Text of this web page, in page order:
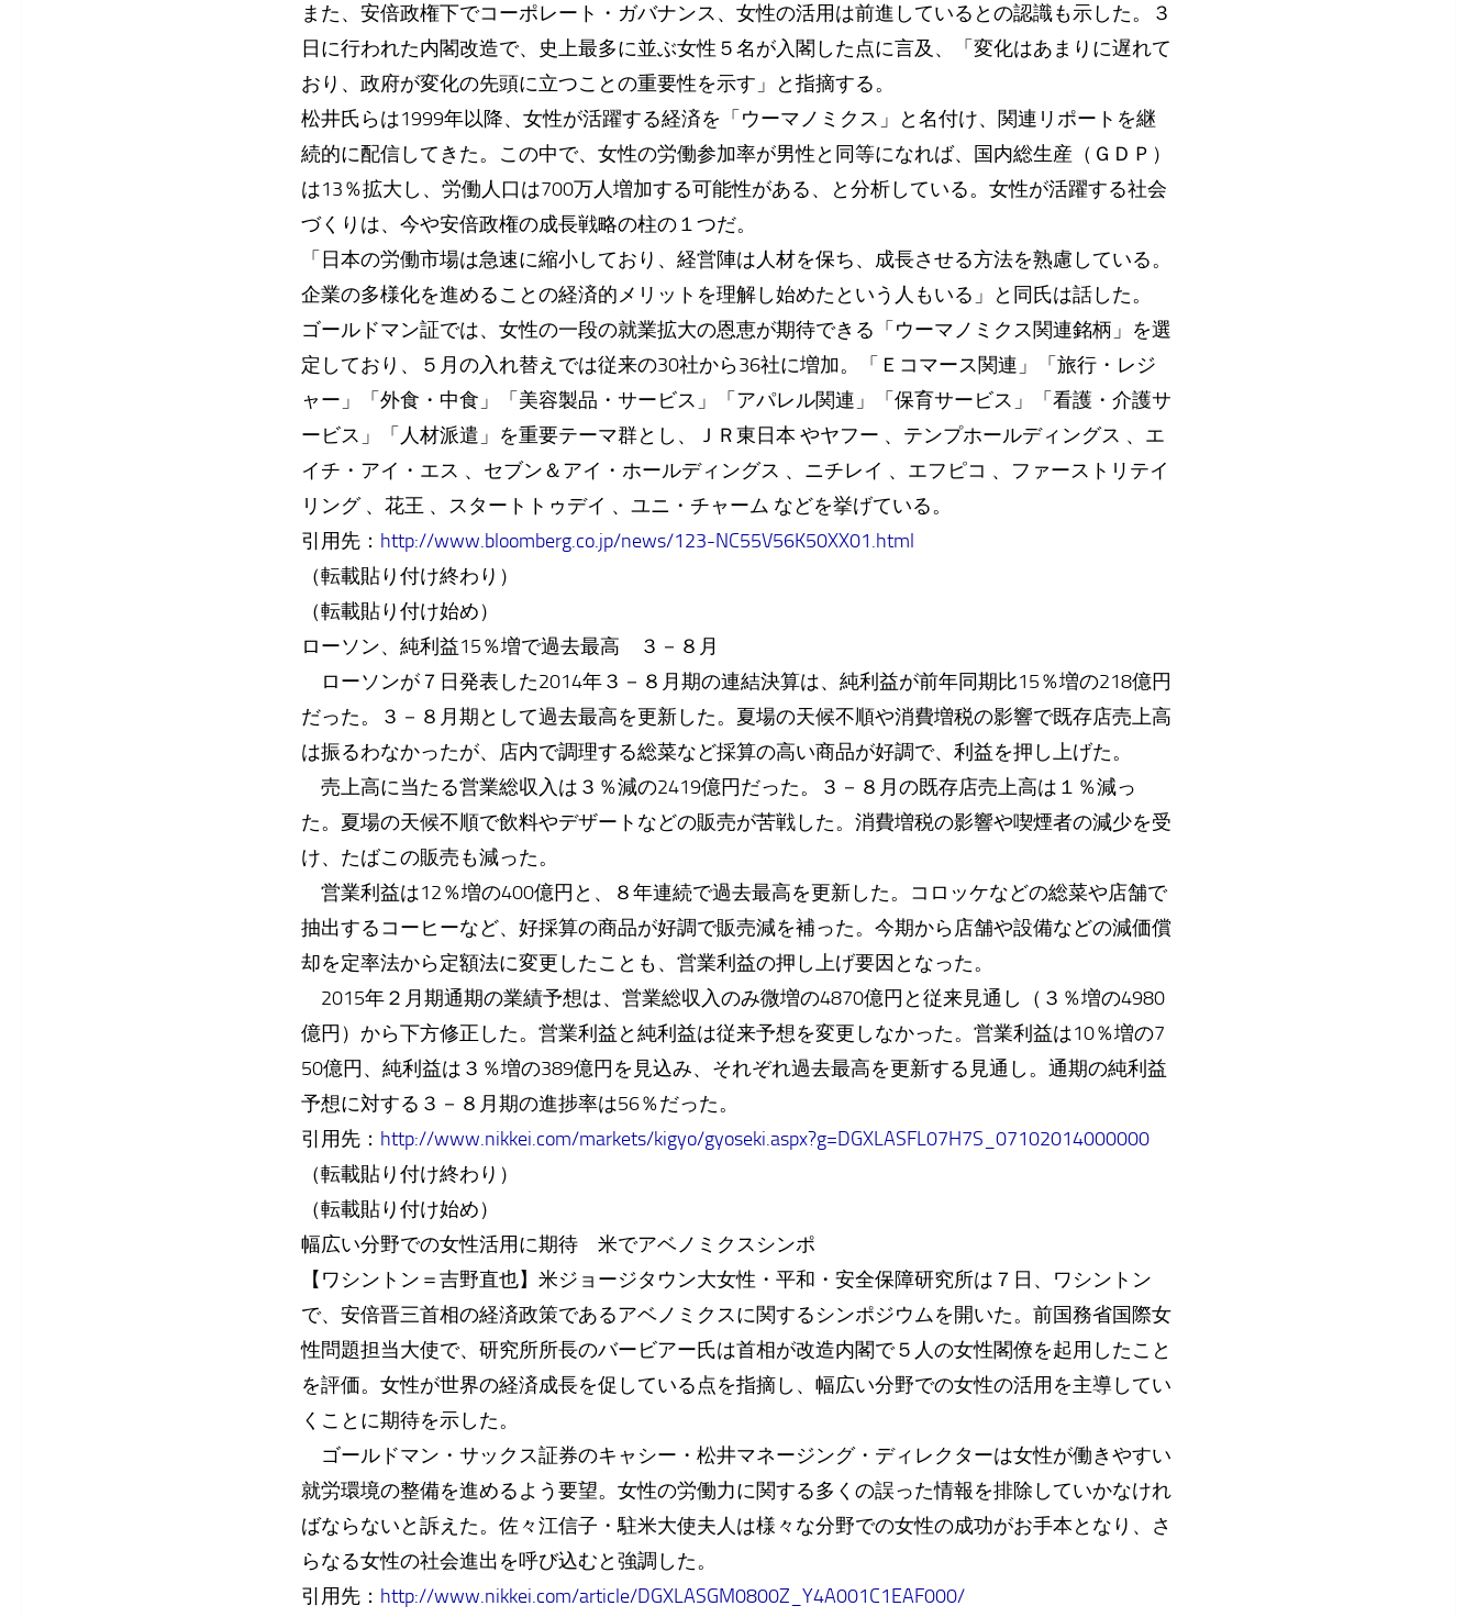
また、安倍政権下でコーポレート・ガバナンス、女性の活用は前進しているとの認識も示した。３
日に行われた内閣改造で、史上最多に並ぶ女性５名が入閣した点に言及、「変化はあまりに遅れて
おり、政府が変化の先頭に立つことの重要性を示す」と指摘する。
松井氏らは1999年以降、女性が活躍する経済を「ウーマノミクス」と名付け、関連リポートを継
続的に配信してきた。この中で、女性の労働参加率が男性と同等になれば、国内総生産（ＧＤＰ）
は13％拡大し、労働人口は700万人増加する可能性がある、と分析している。女性が活躍する社会
づくりは、今や安倍政権の成長戦略の柱の１つだ。
「日本の労働市場は急速に縮小しており、経営陣は人材を保ち、成長させる方法を熟慮している。
企業の多様化を進めることの経済的メリットを理解し始めたという人もいる」と同氏は話した。
ゴールドマン証では、女性の一段の就業拡大の恩恵が期待できる「ウーマノミクス関連銘柄」を選
定しており、５月の入れ替えでは従来の30社から36社に増加。「Ｅコマース関連」「旅行・レジ
ャー」「外食・中食」「美容製品・サービス」「アパレル関連」「保育サービス」「看護・介護サ
ービス」「人材派遣」を重要テーマ群とし、ＪＲ東日本 やヤフー 、テンプホールディングス 、エ
イチ・アイ・エス 、セブン＆アイ・ホールディングス 、ニチレイ 、エフピコ 、ファーストリテイ
リング 、花王 、スタートトゥデイ 、ユニ・チャーム などを挙げている。
引用先： http://www.bloomberg.co.jp/news/123-NC55V56K50XX01.html
（転載貼り付け終わり）
（転載貼り付け始め）
ローソン、純利益15％増で過去最高 ３－８月
ローソンが７日発表した2014年３－８月期の連結決算は、純利益が前年同期比15％増の218億円
だった。３－８月期として過去最高を更新した。夏場の天候不順や消費増税の影響で既存店売上高
は振るわなかったが、店内で調理する総菜など採算の高い商品が好調で、利益を押し上げた。
売上高に当たる営業総収入は３％減の2419億円だった。３－８月の既存店売上高は１％減っ
た。夏場の天候不順で飲料やデザートなどの販売が苦戦した。消費増税の影響や喫煙者の減少を受
け、たばこの販売も減った。
営業利益は12％増の400億円と、８年連続で過去最高を更新した。コロッケなどの総菜や店舗で
抽出するコーヒーなど、好採算の商品が好調で販売減を補った。今期から店舗や設備などの減価償
却を定率法から定額法に変更したことも、営業利益の押し上げ要因となった。
2015年２月期通期の業績予想は、営業総収入のみ微増の4870億円と従来見通し（３％増の4980
億円）から下方修正した。営業利益と純利益は従来予想を変更しなかった。営業利益は10％増の7
50億円、純利益は３％増の389億円を見込み、それぞれ過去最高を更新する見通し。通期の純利益
予想に対する３－８月期の進捗率は56％だった。
引用先： http://www.nikkei.com/markets/kigyo/gyoseki.aspx?g=DGXLASFL07H7S_07102014000000
（転載貼り付け終わり）
（転載貼り付け始め）
幅広い分野での女性活用に期待 米でアベノミクスシンポ
【ワシントン＝吉野直也】米ジョージタウン大女性・平和・安全保障研究所は７日、ワシントン
で、安倍晋三首相の経済政策であるアベノミクスに関するシンポジウムを開いた。前国務省国際女
性問題担当大使で、研究所所長のバービアー氏は首相が改造内閣で５人の女性閣僚を起用したこと
を評価。女性が世界の経済成長を促している点を指摘し、幅広い分野での女性の活用を主導してい
くことに期待を示した。
ゴールドマン・サックス証券のキャシー・松井マネージング・ディレクターは女性が働きやすい
就労環境の整備を進めるよう要望。女性の労働力に関する多くの誤った情報を排除していかなけれ
ばならないと訴えた。佐々江信子・駐米大使夫人は様々な分野での女性の成功がお手本となり、さ
らなる女性の社会進出を呼び込むと強調した。
引用先： http://www.nikkei.com/article/DGXLASGM0800Z_Y4A001C1EAF000/